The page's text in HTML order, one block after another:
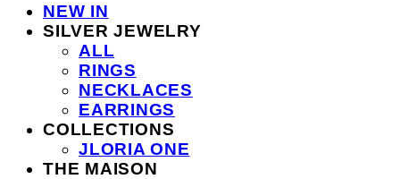
NEW IN
SILVER JEWELRY
ALL
RINGS
NECKLACES
EARRINGS
COLLECTIONS
JLORIA ONE
THE MAISON